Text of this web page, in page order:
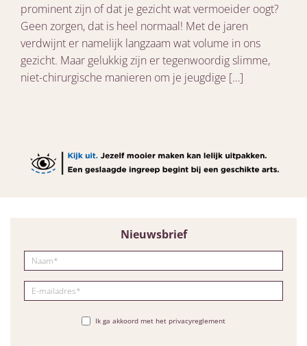
prominent zijn of dat je gezicht wat vermoeider oogt?
Geen zorgen, dat is heel normaal! Met de jaren
verdwijnt er namelijk langzaam wat volume in ons
gezicht. Maar gelukkig zijn er tegenwoordig slimme,
niet-chirurgische manieren om je jeugdige […]
Nieuwsbrief
Ik ga akkoord met het privacyreglement